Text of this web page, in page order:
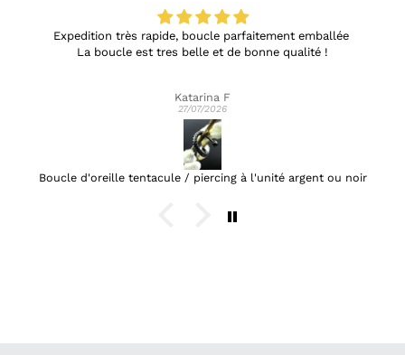
Expedition très rapide, boucle parfaitement emballée
La boucle est tres belle et de bonne qualité !
Katarina F
27/07/2026
Boucle d'oreille tentacule / piercing à l'unité argent ou noir